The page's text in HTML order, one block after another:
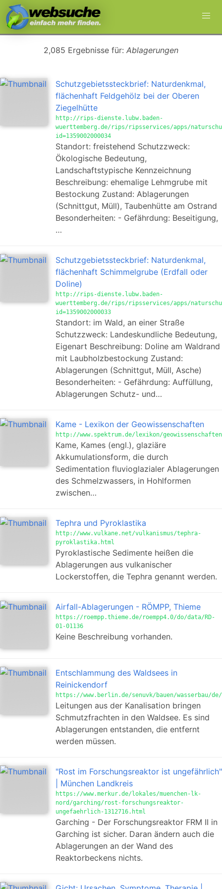
2,085 Ergebnisse für: Ablagerungen
Schutzgebietssteckbrief: Naturdenkmal,
flächenhaft Feldgehölz bei der Oberen
Ziegelhütte
http://rips-dienste.lubw.baden-
wuerttemberg.de/rips/ripsservices/apps/
id=1359002000034
Standort: freistehend Schutzzweck:
Ökologische Bedeutung,
Landschaftstypische Kennzeichnung
Beschreibung: ehemalige Lehmgrube mit
Bestockung Zustand: Ablagerungen
(Schnittgut, Müll), Taubenhütte am Ostrand
Besonderheiten: - Gefährdung: Beseitigung,
…
Schutzgebietssteckbrief: Naturdenkmal,
flächenhaft Schimmelgrube (Erdfall oder
Doline)
http://rips-dienste.lubw.baden-
wuerttemberg.de/rips/ripsservices/apps/
id=1359002000033
Standort: im Wald, an einer Straße
Schutzzweck: Landeskundliche Bedeutung,
Eigenart Beschreibung: Doline am Waldrand
mit Laubholzbestockung Zustand:
Ablagerungen (Schnittgut, Müll, Asche)
Besonderheiten: - Gefährdung: Auffüllung,
Ablagerungen Schutz- und…
Kame - Lexikon der Geowissenschaften
http://www.spektrum.de/lexikon/
Kame, Kames (engl.), glaziäre
Akkumulationsform, die durch
Sedimentation fluvioglazialer Ablagerungen
des Schmelzwassers, in Hohlformen
zwischen…
Tephra und Pyroklastika
http://www.vulkane.net/vulkanismus/tephra-
pyroklastika.html
Pyroklastische Sedimente heißen die
Ablagerungen aus vulkanischer
Lockerstoffen, die Tephra genannt werden.
Airfall-Ablagerungen - RÖMPP, Thieme
https://roempp.thieme.de/roempp4.0/do/data/RD-
01-01136
Keine Beschreibung vorhanden.
Entschlammung des Waldsees in
Reinickendorf
https://www.berlin.de/senuvk/bauen/wasserbau/
Leitungen aus der Kanalisation bringen
Schmutzfrachten in den Waldsee. Es sind
Ablagerungen entstanden, die entfernt
werden müssen.
"Rost im Forschungsreaktor ist ungefährlich"
| München Landkreis
https://www.merkur.de/lokales/muenchen-lk-
nord/garching/rost-forschungsreaktor-
ungefaehrlich-1312716.html
Garching - Der Forschungsreaktor FRM II in
Garching ist sicher. Daran ändern auch die
Ablagerungen an der Wand des
Reaktorbeckens nichts.